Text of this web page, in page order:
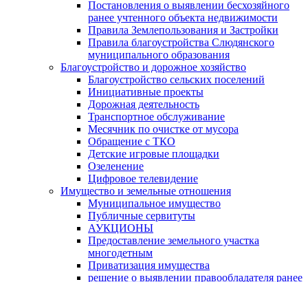
Постановления о выявлении бесхозяйного
ранее учтенного объекта недвижимости
Правила Землепользования и Застройки
Правила благоустройства Слюдянского
муниципального образования
Благоустройство и дорожное хозяйство
Благоустройство сельских поселений
Инициативные проекты
Дорожная деятельность
Транспортное обслуживание
Месячник по очистке от мусора
Обращение с ТКО
Детские игровые площадки
Озеленение
Цифровое телевидение
Имущество и земельные отношения
Муниципальное имущество
Публичные сервитуты
АУКЦИОНЫ
Предоставление земельного участка
многодетным
Приватизация имущества
решение о выявлении правообладателя ранее